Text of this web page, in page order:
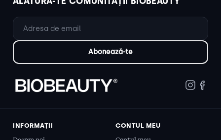
INFORMAȚII
CONTUL MEU